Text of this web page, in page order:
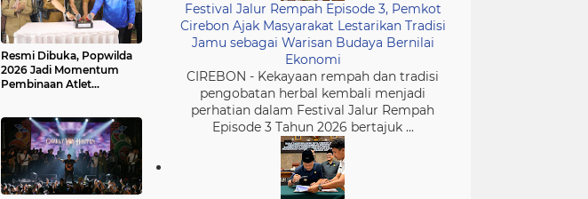
Resmi Dibuka, Popwilda
2026 Jadi Momentum
Pembinaan Atlet
Festival Jalur Rempah Episode 3, Pemkot
Cirebon Ajak Masyarakat Lestarikan Tradisi
Jamu sebagai Warisan Budaya Bernilai
Ekonomi
CIREBON - Kekayaan rempah dan tradisi
pengobatan herbal kembali menjadi
perhatian dalam Festival Jalur Rempah
Episode 3 Tahun 2026 bertajuk ...